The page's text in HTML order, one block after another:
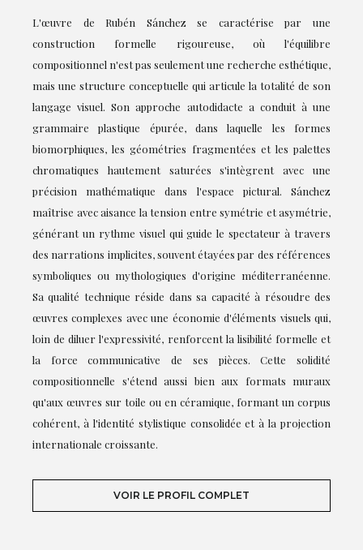
L'œuvre de Rubén Sánchez se caractérise par une
construction formelle rigoureuse, où l'équilibre
compositionnel n'est pas seulement une recherche esthétique,
mais une structure conceptuelle qui articule la totalité de son
langage visuel. Son approche autodidacte a conduit à une
grammaire plastique épurée, dans laquelle les formes
biomorphiques, les géométries fragmentées et les palettes
chromatiques hautement saturées s'intègrent avec une
précision mathématique dans l'espace pictural. Sánchez
maîtrise avec aisance la tension entre symétrie et asymétrie,
générant un rythme visuel qui guide le spectateur à travers
des narrations implicites, souvent étayées par des références
symboliques ou mythologiques d'origine méditerranéenne.
Sa qualité technique réside dans sa capacité à résoudre des
œuvres complexes avec une économie d'éléments visuels qui,
loin de diluer l'expressivité, renforcent la lisibilité formelle et
la force communicative de ses pièces. Cette solidité
compositionnelle s'étend aussi bien aux formats muraux
qu'aux œuvres sur toile ou en céramique, formant un corpus
cohérent, à l'identité stylistique consolidée et à la projection
internationale croissante.
VOIR LE PROFIL COMPLET